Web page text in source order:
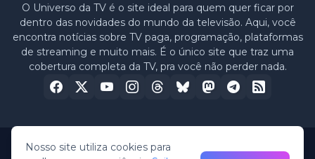
O Universo da TV é o site ideal para quem quer ficar por
dentro das novidades do mundo da televisão. Aqui, você
encontra notícias sobre TV paga, programação, plataformas
de streaming e muito mais. É o único site que traz uma
cobertura completa da TV, pra você não perder nada.
Nosso site utiliza cookies para